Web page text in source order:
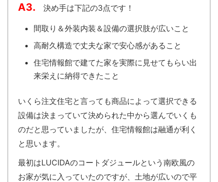
A3. 決め手は下記の3点です！
間取り＆外装内装＆設備の選択肢が広いこと
高耐久構造で丈夫な家で安心感があること
住宅情報館で建てた家を実際に見せてもらい出
来栄えに納得できたこと
いくら注文住宅と言っても商品によって選択できる
設備は決まっていて決められた中から選んでいくも
のだと思っていましたが、住宅情報館は融通が利く
と思います。
最初はLUCIDAのコートダジュールという南欧風の
お家が気に入っていたのですが、土地が広いので平